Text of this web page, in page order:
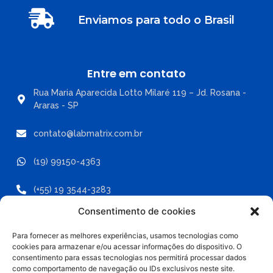
Consentimento de cookies
Para fornecer as melhores experiências, usamos tecnologias como
cookies para armazenar e/ou acessar informações do dispositivo. O
consentimento para essas tecnologias nos permitirá processar dados
como comportamento de navegação ou IDs exclusivos neste site.
Enviamos para todo o Brasil
Entre em contato
Rua Maria Aparecida Lotto Milaré 119 – Jd. Rosana -
Araras - SP
contato@labmatrix.com.br
(19) 99150-4363
(+55) 19 3544-3283
Labmatrix - Copyright ® 2025 -
Todos os direitos reservados.